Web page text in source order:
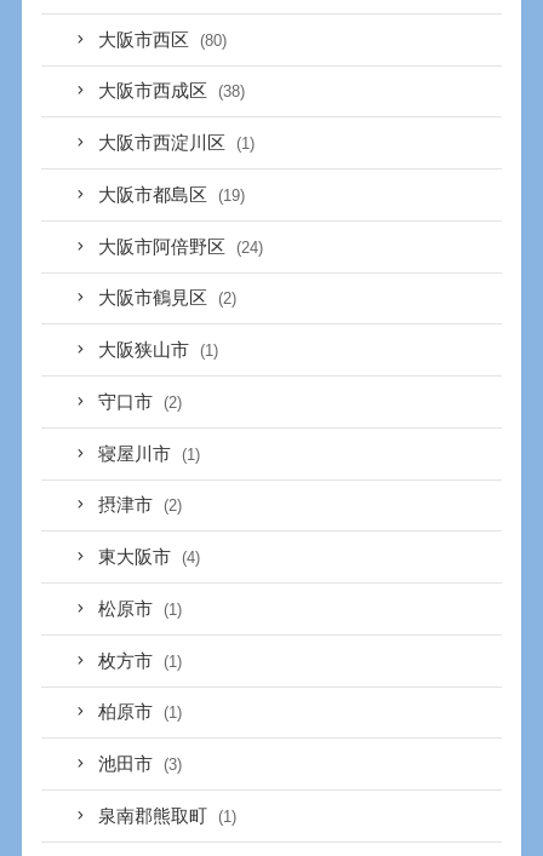
大阪市西区 (80)
大阪市西成区 (38)
大阪市西淀川区 (1)
大阪市都島区 (19)
大阪市阿倍野区 (24)
大阪市鶴見区 (2)
大阪狭山市 (1)
守口市 (2)
寝屋川市 (1)
摂津市 (2)
東大阪市 (4)
松原市 (1)
枚方市 (1)
柏原市 (1)
池田市 (3)
泉南郡熊取町 (1)